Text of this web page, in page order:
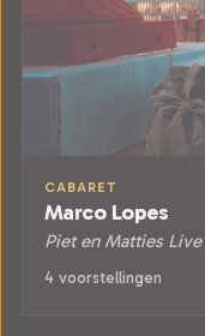
CABARET
Marco Lopes
Piet en Matties Live
4 voorstellingen